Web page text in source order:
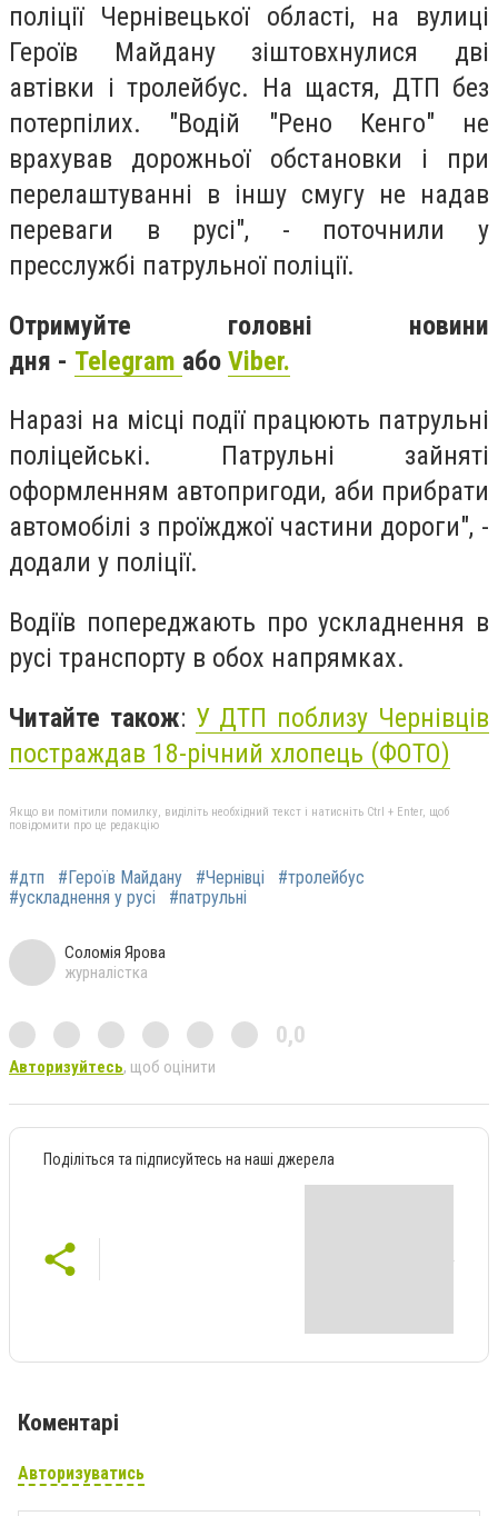
поліції Чернівецької області, на вулиці
Героїв Майдану зіштовхнулися дві
автівки і тролейбус. На щастя, ДТП без
потерпілих. "Водій "Рено Кенго" не
врахував дорожньої обстановки і при
перелаштуванні в іншу смугу не надав
переваги в русі", - поточнили у
пресслужбі патрульної поліції.
Отримуйте головні новини
дня - Telegram або Viber.
Наразі на місці події працюють патрульні
поліцейські. Патрульні зайняті
оформленням автопригоди, аби прибрати
автомобілі з проїжджої частини дороги", -
додали у поліції.
Водіїв попереджають про ускладнення в
русі транспорту в обох напрямках.
Читайте також: У ДТП поблизу Чернівців
постраждав 18-річний хлопець (ФОТО)
Якщо ви помітили помилку, виділіть необхідний текст і натисніть Ctrl + Enter, щоб
повідомити про це редакцію
#дтп #Героїв Майдану #Чернівці
#тролейбус
#ускладнення у русі
#патрульні
Соломія Ярова
журналістка
0,0
Авторизуйтесь, щоб оцінити
Поділіться та підписуйтесь на наші джерела
Коментарі
Авторизуватись